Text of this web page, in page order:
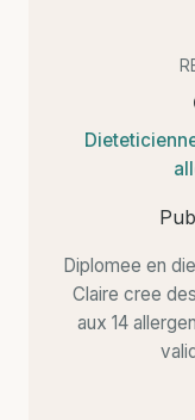
Diplomee en
Claire cree
aux 14